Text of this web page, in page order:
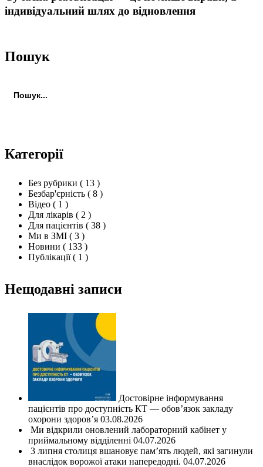
індивідуальний шлях до відновлення
Пошук
Категорії
Без рубрики ( 13 )
Безбар'єрність ( 8 )
Відео ( 1 )
Для лікарів ( 2 )
Для пацієнтів ( 38 )
Ми в ЗМІ ( 3 )
Новини ( 133 )
Публікації ( 1 )
Нещодавні записи
Достовірне інформування
пацієнтів про доступність КТ — обов’язок закладу
охорони здоров’я 03.08.2026
Ми відкрили оновлений лабораторний кабінет у
приймальному відділенні 04.07.2026
3 липня столиця вшановує пам’ять людей, які загинули
внаслідок ворожої атаки напередодні. 04.07.2026